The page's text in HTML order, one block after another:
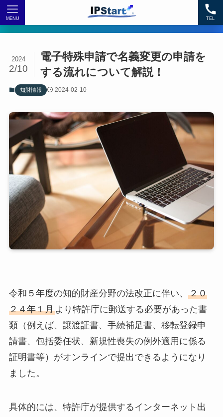
TEL
MENU
電子特殊申請で名義変更の申請を
する流れについて解説！
2024
2/10
知財情報 2024-02-10
令和５年度の知的財産分野の法改正に伴い、 ２０
２４年１月より特許庁に郵送する必要があった書
類（例えば、譲渡証書、手続補足書、移転登録申
請書、包括委任状、新規性喪失の例外適用に係る
証明書等）がオンラインで提出できるようになり
ました。
具体的には、特許庁が提供するインターネット出